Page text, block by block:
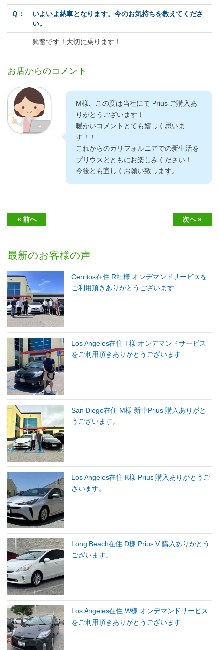
Ｑ：
いよいよ納車となります。今のお気持ちを教えてくださ
い。
興奮です！大切に乗ります！
お店からのコメント
M様、この度は当社にて Prius ご購入あ
りがとうございます！
暖かいコメントとても嬉しく思いま
す！！
これからのカリフォルニアでの新生活を
プリウスとともにお楽しみください！
今後とも宜しくお願い致します。
« 前へ 次へ »
最新のお客様の声
Cerritos在住 R社様 オンデマンドサービスを
ご利用頂きありがとうございます
Los Angeles在住 T様 オンデマンドサービス
をご利用頂きありがとうございます
San Diego在住 M様 新車Prius 購入ありがと
うございます。
Los Angeles在住 K様 Prius 購入ありがとうご
ざいます。
Long Beach在住 D様 Prius V 購入ありがとう
ございます。
Los Angeles在住 W様 オンデマンドサービス
をご利用頂きありがとうございます